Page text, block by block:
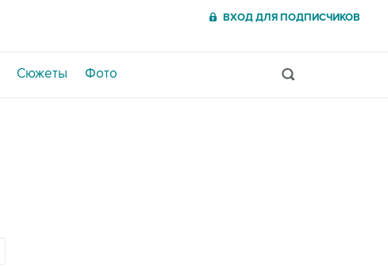
ВХОД ДЛЯ ПОДПИСЧИКОВ
Сюжеты Фото